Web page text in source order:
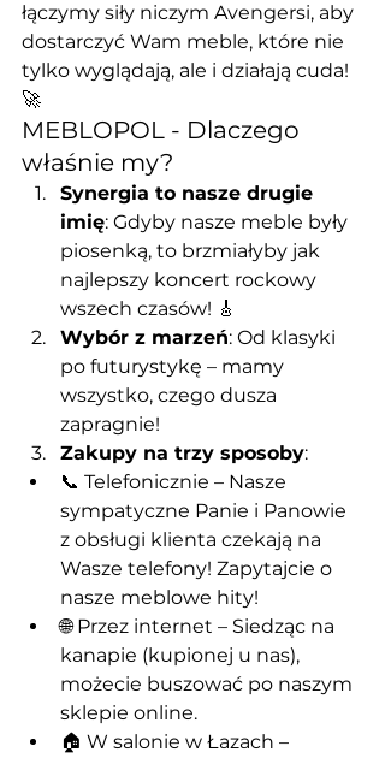
łączymy siły niczym Avengersi, aby
dostarczyć Wam meble, które nie
tylko wyglądają, ale i działają cuda!
🚀
MEBLOPOL - Dlaczego
właśnie my?
Synergia to nasze drugie
imię: Gdyby nasze meble były
piosenką, to brzmiałyby jak
najlepszy koncert rockowy
wszech czasów! 🎸
Wybór z marzeń: Od klasyki
po futurystykę – mamy
wszystko, czego dusza
zapragnie!
Zakupy na trzy sposoby:
📞 Telefonicznie – Nasze
sympatyczne Panie i Panowie
z obsługi klienta czekają na
Wasze telefony! Zapytajcie o
nasze meblowe hity!
🌐 Przez internet – Siedząc na
kanapie (kupionej u nas),
możecie buszować po naszym
sklepie online.
🏠 W salonie w Łazach –